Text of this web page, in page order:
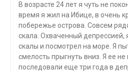
В возрасте 24 лет я чуть не
время я жил на Ибице, в очень
побережье острова. Совсем
скала. Охваченный депрессией,
скалы и посмотрел на море. Я
смелость прыгнуть вниз. Я ее
последовали еще три года в